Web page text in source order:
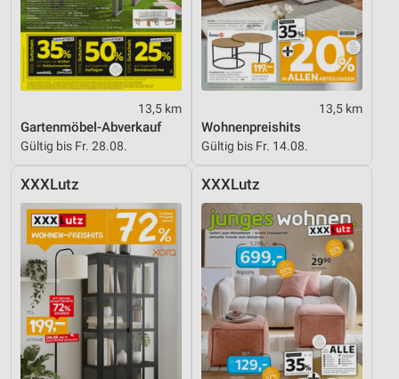
13,5 km
Gartenmöbel-Abverkauf
Gültig bis Fr. 28.08.
13,5 km
Wohnenpreishits
Gültig bis Fr. 14.08.
XXXLutz XXXLutz
Notwendig
Performance
Funktional
Werbung